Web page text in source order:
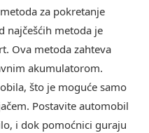
za pokretanje
najčešćih metoda je
Ova metoda zahteva
akumulatorom.
što je moguće samo
Postavite automobil
i dok pomoćnici guraju